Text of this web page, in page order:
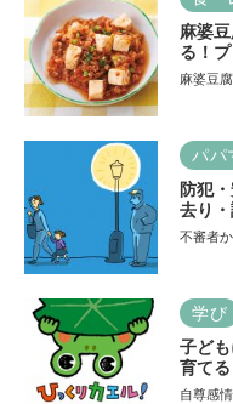
麻婆
る！
り方
麻婆豆
パパ
防犯
去り
不審者
学び
子ど
育て
自尊感